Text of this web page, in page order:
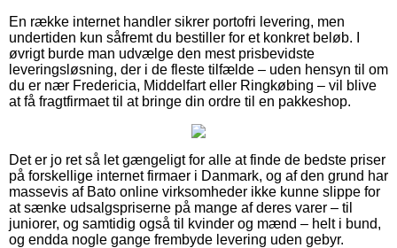
En række internet handler sikrer portofri levering, men
undertiden kun såfremt du bestiller for et konkret beløb. I
øvrigt burde man udvælge den mest prisbevidste
leveringsløsning, der i de fleste tilfælde – uden hensyn til om
du er nær Fredericia, Middelfart eller Ringkøbing – vil blive
at få fragtfirmaet til at bringe din ordre til en pakkeshop.
Det er jo ret så let gængeligt for alle at finde de bedste priser
på forskellige internet firmaer i Danmark, og af den grund har
massevis af Bato online virksomheder ikke kunne slippe for
at sænke udsalgspriserne på mange af deres varer – til
juniorer, og samtidig også til kvinder og mænd – helt i bund,
og endda nogle gange frembyde levering uden gebyr.